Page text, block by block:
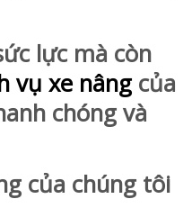
lực mà còn
vụ xe nâng của
chóng và
của chúng tôi